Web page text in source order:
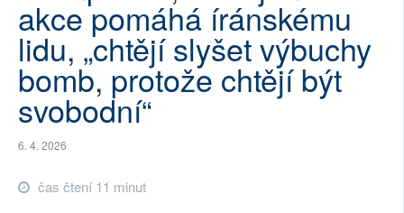
akce pomáhá íránskému
lidu, „chtějí slyšet výbuchy
bomb, protože chtějí být
svobodní“
6. 4. 2026
čas čtení 11 minut